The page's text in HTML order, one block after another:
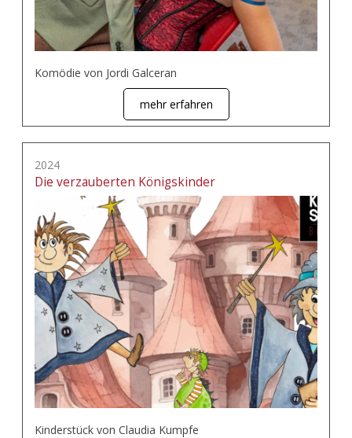
Komödie von Jordi Galceran
mehr erfahren
2024
Die verzauberten Königskinder
Kinderstück von Claudia Kumpfe